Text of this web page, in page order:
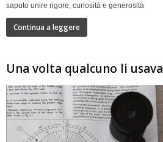
saputo unire rigore, curiosità e generosità
Continua a leggere
Una volta qualcuno li usava